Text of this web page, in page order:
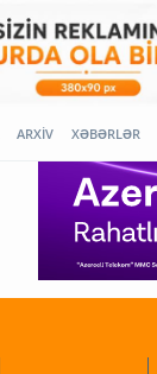
ARXİV XƏBƏRLƏR